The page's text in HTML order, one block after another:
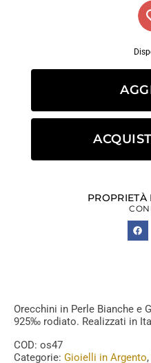
PROPRIETÀ
Orecchini in Perle Bianche e
925‰ rodiato. Realizzati in
COD: os47
Categorie: Gioielli in Argento,